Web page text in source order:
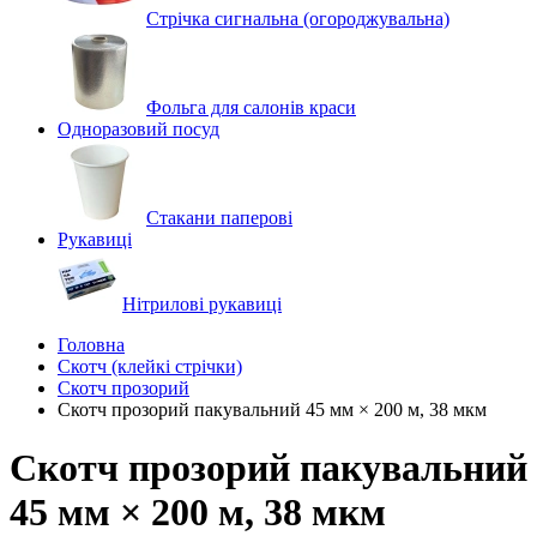
Стрічка сигнальна (огороджувальна)
Фольга для салонів краси
Одноразовий посуд
Стакани паперові
Рукавиці
Нітрилові рукавиці
Головна
Скотч (клейкі стрічки)
Скотч прозорий
Скотч прозорий пакувальний 45 мм × 200 м, 38 мкм
Скотч прозорий пакувальний
45 мм × 200 м, 38 мкм